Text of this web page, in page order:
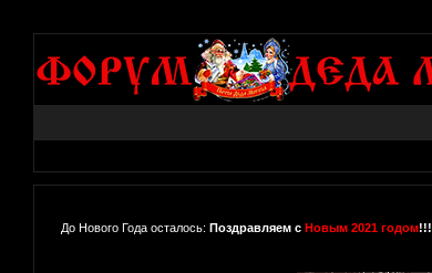
До Нового Года осталось: Поздравляем с Новым 2021 годом!!!